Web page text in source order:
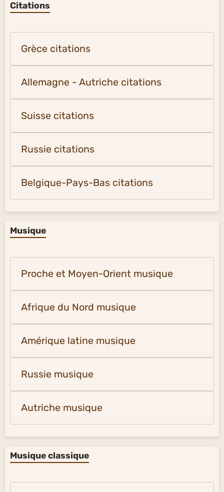
Citations
Grèce citations
Allemagne - Autriche citations
Suisse citations
Russie citations
Belgique-Pays-Bas citations
Musique
Proche et Moyen-Orient musique
Afrique du Nord musique
Amérique latine musique
Russie musique
Autriche musique
Musique classique